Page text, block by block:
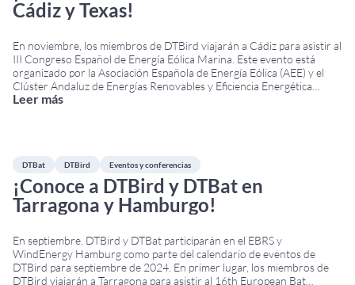
Cádiz y Texas!
En noviembre, los miembros de DTBird viajarán a Cádiz para asistir al
III Congreso Español de Energía Eólica Marina. Este evento está
organizado por la Asociación Española de Energía Eólica (AEE) y el
Clúster Andaluz de Energías Renovables y Eficiencia Energética
(CLANER). El Congreso tendrá lugar los días 7 y 8 de noviembre en el
Leer más
DTBat DTBird Eventos y conferencias
¡Conoce a DTBird y DTBat en
Tarragona y Hamburgo!
En septiembre, DTBird y DTBat participarán en el EBRS y
WindEnergy Hamburg como parte del calendario de eventos de
DTBird para septiembre de 2024. En primer lugar, los miembros de
DTBird viajarán a Tarragona para asistir al 16th European Bat